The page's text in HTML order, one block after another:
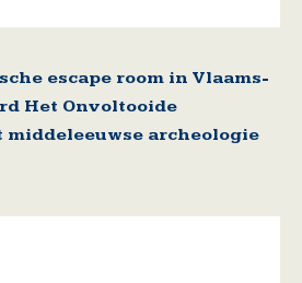
escape room in Vlaams-
Het Onvoltooide
middeleeuwse archeologie